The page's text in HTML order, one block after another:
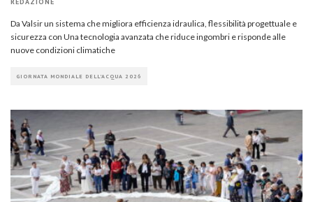
REDAZIONE
Da Valsir un sistema che migliora efficienza idraulica, flessibilità progettuale e
sicurezza con Una tecnologia avanzata che riduce ingombri e risponde alle
nuove condizioni climatiche
GIORNATA MONDIALE DELL'ACQUA 2026